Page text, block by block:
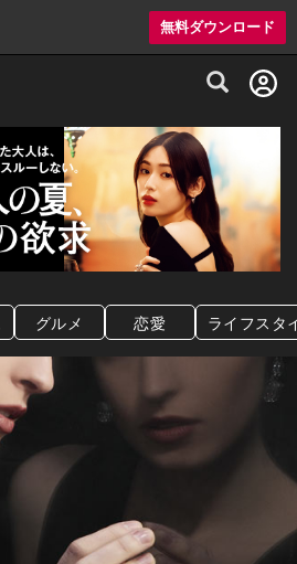
無料ダウンロード
グルメ情報・プレミアムレストラン予約
グルメ 恋愛 ライフスタ